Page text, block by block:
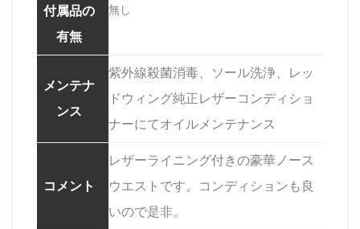
付属品の
有無
無し
メンテナ
ンス
紫外線殺菌消毒、ソール洗浄、レッ
ドウィング純正レザーコンディショ
ナーにてオイルメンテナンス
コメント
レザーライニング付きの豪華ノース
ウエストです。コンディションも良
いので是非。